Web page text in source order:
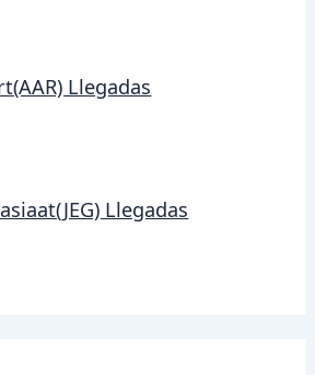
Llegadas
Llegadas